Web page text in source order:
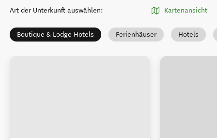
Art der Unterkunft auswählen: Kartenansicht
Boutique & Lodge Hotels Ferienhäuser Hotels